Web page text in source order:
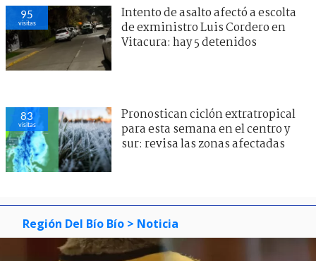
95
visitas
Intento de asalto afectó a escolta
de exministro Luis Cordero en
Vitacura: hay 5 detenidos
83
visitas
Pronostican ciclón extratropical
para esta semana en el centro y
sur: revisa las zonas afectadas
Región Del Bío Bío > Noticia